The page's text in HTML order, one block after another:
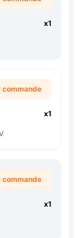
x1
commande
x1
commande
x1